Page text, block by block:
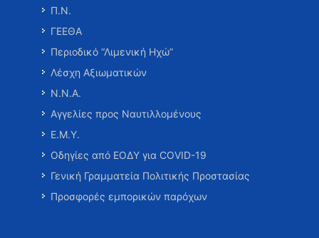
Π.Ν.
ΓΕΕΘΑ
Περιοδικό “Λιμενική Ηχώ”
Λέσχη Αξιωματικών
Ν.Ν.Α.
Αγγελίες προς Ναυτιλλομένους
Ε.Μ.Υ.
Οδηγίες από ΕΟΔΥ για COVID-19
Γενική Γραμματεία Πολιτικής Προστασίας
Προσφορές εμπορικών παρόχων